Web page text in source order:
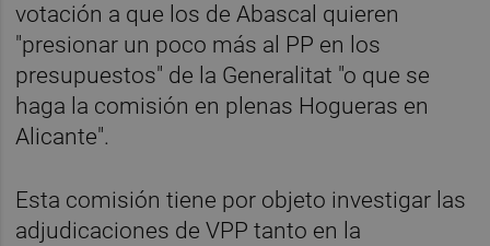
votación a que los de Abascal quieren
"presionar un poco más al PP en los
presupuestos" de la Generalitat "o que se
haga la comisión en plenas Hogueras en
Alicante".
Esta comisión tiene por objeto investigar las
adjudicaciones de VPP tanto en la